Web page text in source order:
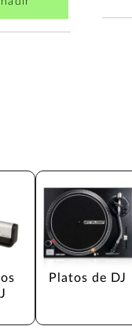
Platos de DJ